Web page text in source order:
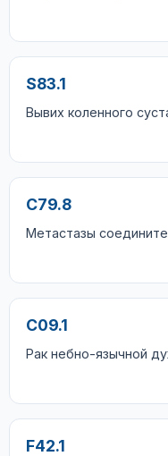
S83.1
Вывих коленного
C79.8
Метастазы
C09.1
Рак небно-язычной
F42.1